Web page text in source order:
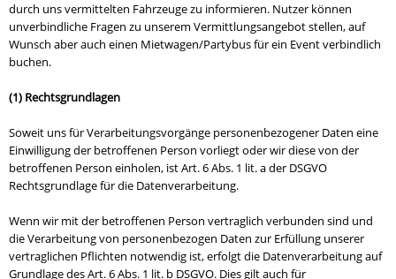
durch uns vermittelten Fahrzeuge zu informieren. Nutzer können
unverbindliche Fragen zu unserem Vermittlungsangebot stellen, auf
Wunsch aber auch einen Mietwagen/Partybus für ein Event verbindlich
buchen.
(1) Rechtsgrundlagen
Soweit uns für Verarbeitungsvorgänge personenbezogener Daten eine
Einwilligung der betroffenen Person vorliegt oder wir diese von der
betroffenen Person einholen, ist Art. 6 Abs. 1 lit. a der DSGVO
Rechtsgrundlage für die Datenverarbeitung.
Wenn wir mit der betroffenen Person vertraglich verbunden sind und
die Verarbeitung von personenbezogen Daten zur Erfüllung unserer
vertraglichen Pflichten notwendig ist, erfolgt die Datenverarbeitung auf
Grundlage des Art. 6 Abs. 1 lit. b DSGVO. Dies gilt auch für